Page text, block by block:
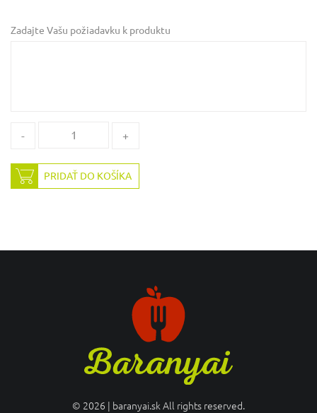
Zadajte Vašu požiadavku k produktu
- +
PRIDAŤ DO KOŠÍKA
© 2026 | baranyai.sk All rights reserved.